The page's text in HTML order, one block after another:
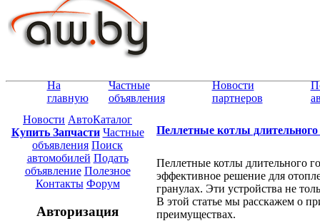
На
главную
Частные
объявления
Новости
партнеров
Новости АвтоКаталог
Купить Запчасти Частные
объявления Поиск
автомобилей Подать
объявление Полезное
Контакты Форум
Авторизация
Пеллетные котлы
Пеллетные котлы длительного
эффективное решение для
гранулах. Эти устройства не
В этой статье мы расскажем о
преимуществах.